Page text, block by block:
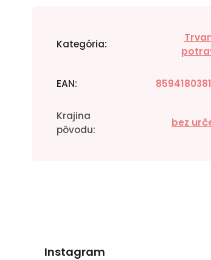
Kategória:
EAN:
Krajina
pôvodu:
bez
Instagram